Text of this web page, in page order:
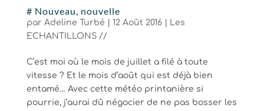
# Nouveau, nouvelle
par Adeline Turbé 12 Août 2016|
Les
ECHANTILLONS //
C’est moi où le mois de juillet a filé à toute
vitesse ? Et le mois d’août qui est déjà bien
entamé… Avec cette météo printanière si
pourrie, j’aurai dû négocier de ne pas bosser les